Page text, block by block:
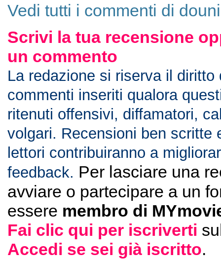
Vedi tutti i commenti di
Scrivi la tua recensione
un commento
La redazione si riserva il diritto
commenti inseriti qualora
ritenuti offensivi, diffamatori,
volgari. Recensioni ben scritte
lettori contribuiranno a
feedback. Per lasciare una
avviare o partecipare a un
essere membro di
Fai clic qui per iscriverti
Accedi se sei già iscritto.